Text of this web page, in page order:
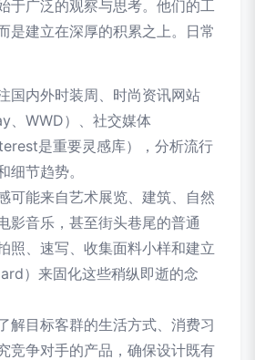
于广泛的观察与思考。他们的工
是建立在深厚的积累之上。日常
国内外时装周、时尚资讯网站
、WWD）、社交媒体
是重要灵感库），分析流行
细节趋势。
可能来自艺术展览、建筑、自然
影音乐，甚至街头巷尾的普通
照、速写、收集面料小样和建立
）来固化这些稍纵即逝的念
解目标客群的生活方式、消费习
竞争对手的产品，确保设计既有